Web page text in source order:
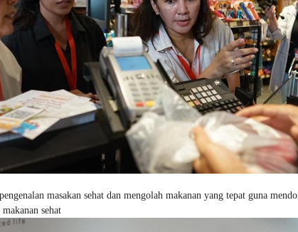
masakan sehat dan mengolah makanan yang tepat guna
sehat